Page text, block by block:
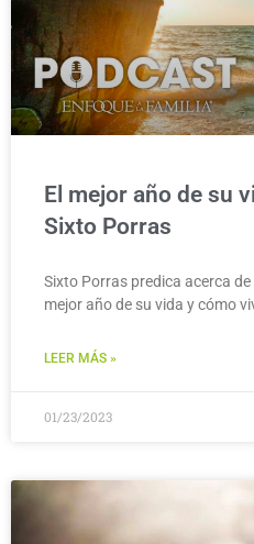
El mejor año de su
Sixto Porras
Sixto Porras predica acerca
mejor año de su vida y cómo
LEER MÁS »
01/23/2023